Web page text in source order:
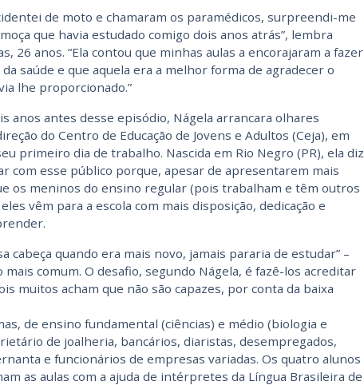
de moto e chamaram os paramédicos, surpreendi-me
que havia estudado comigo dois anos atrás”, lembra
26 anos. “Ela contou que minhas aulas a encorajaram a fazer
saúde e que aquela era a melhor forma de agradecer o
lhe proporcionado.”
anos antes desse episódio, Nágela arrancara olhares
do Centro de Educação de Jovens e Adultos (Ceja), em
primeiro dia de trabalho. Nascida em Rio Negro (PR), ela diz
com esse público porque, apesar de apresentarem mais
os meninos do ensino regular (pois trabalham e têm outros
vêm para a escola com mais disposição, dedicação e
cabeça quando era mais novo, jamais pararia de estudar” –
mais comum. O desafio, segundo Nágela, é fazê-los acreditar
muitos acham que não são capazes, por conta da baixa
de ensino fundamental (ciências) e médio (biologia e
de joalheria, bancários, diaristas, desempregados,
e funcionários de empresas variadas. Os quatro alunos
as aulas com a ajuda de intérpretes da Língua Brasileira de